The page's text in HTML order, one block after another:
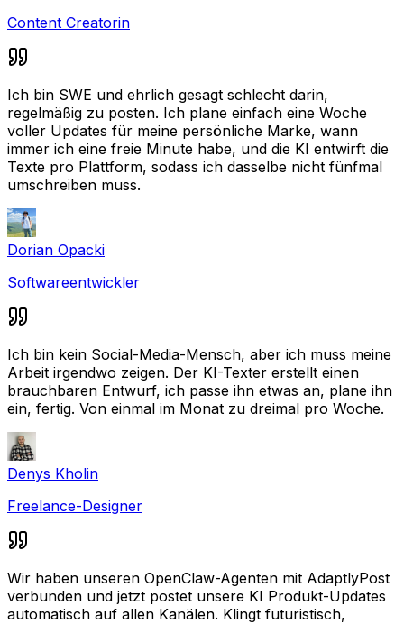
Content Creatorin
Ich bin SWE und ehrlich gesagt schlecht darin,
regelmäßig zu posten. Ich plane einfach eine Woche
voller Updates für meine persönliche Marke, wann
immer ich eine freie Minute habe, und die KI entwirft die
Texte pro Plattform, sodass ich dasselbe nicht fünfmal
umschreiben muss.
Dorian Opacki
Softwareentwickler
Ich bin kein Social-Media-Mensch, aber ich muss meine
Arbeit irgendwo zeigen. Der KI-Texter erstellt einen
brauchbaren Entwurf, ich passe ihn etwas an, plane ihn
ein, fertig. Von einmal im Monat zu dreimal pro Woche.
Denys Kholin
Freelance-Designer
Wir haben unseren OpenClaw-Agenten mit AdaptlyPost
verbunden und jetzt postet unsere KI Produkt-Updates
automatisch auf allen Kanälen. Klingt futuristisch,